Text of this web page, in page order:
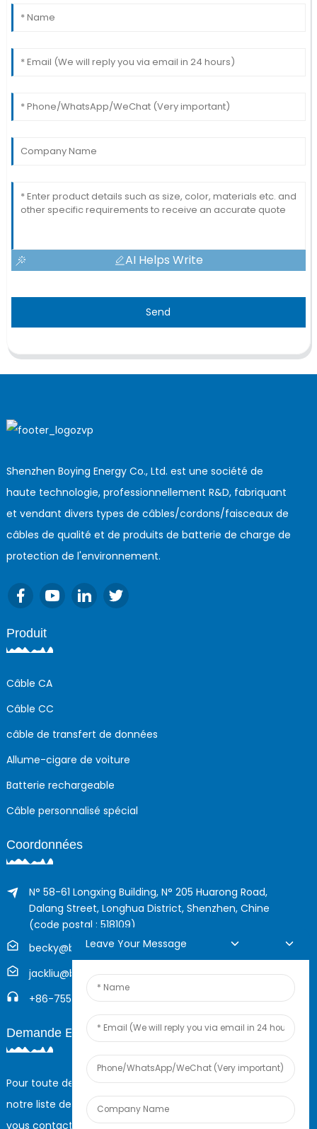
AI Helps Write
Send
Shenzhen Boying Energy Co., Ltd. est une société de
haute technologie, professionnellement R&D, fabriquant
et vendant divers types de câbles/cordons/faisceaux de
câbles de qualité et de produits de batterie de charge de
protection de l'environnement.
Produit
Câble CA
Câble CC
câble de transfert de données
Allume-cigare de voiture
Batterie rechargeable
Câble personnalisé spécial
Coordonnées
N° 58-61 Longxing Building, N° 205 Huarong Road,
Dalang Street, Longhua District, Shenzhen, Chine
(code postal : 518109)
becky@boyingcable.com
jackliu@boyingcable.com
+86-755-21014277
Demande En Ligne
Pour toute demande de renseignements sur nos produits ou
notre liste de prix, veuillez nous laisser votre e-mail et nous
vous contacterons dans les 24 heures.
Leave Your Message